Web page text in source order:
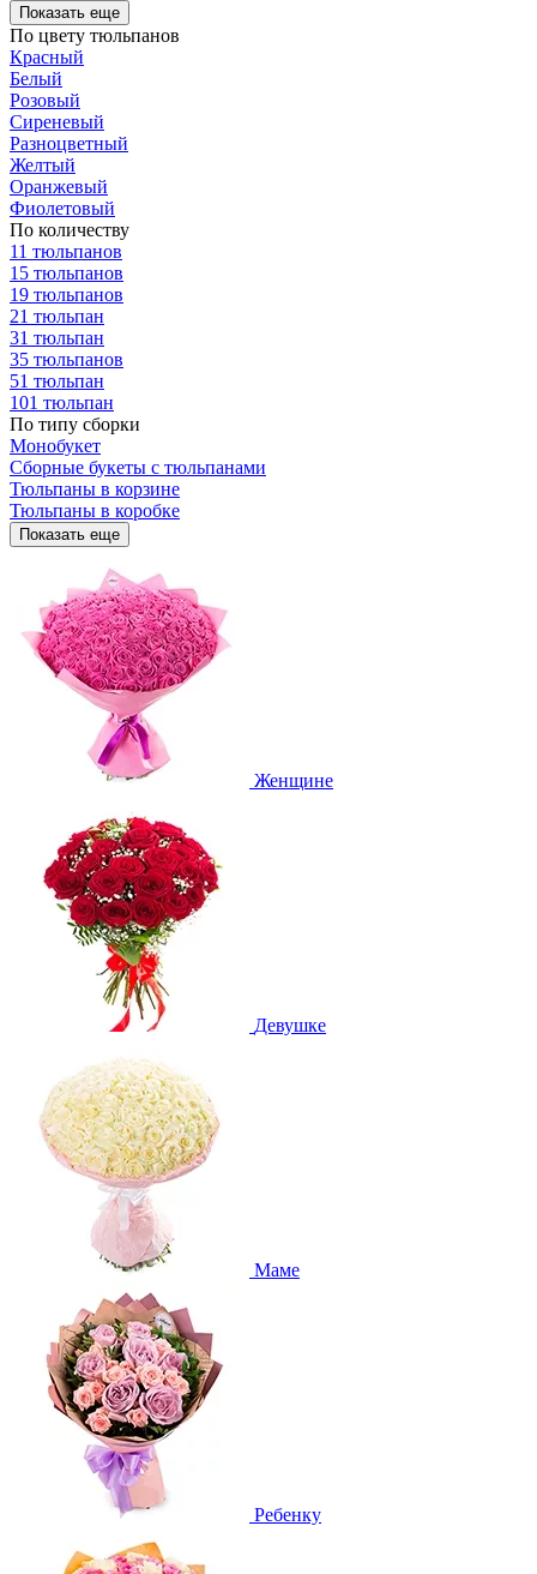
Показать еще
По цвету тюльпанов
Красный
Белый
Розовый
Сиреневый
Разноцветный
Желтый
Оранжевый
Фиолетовый
По количеству
11 тюльпанов
15 тюльпанов
19 тюльпанов
21 тюльпан
31 тюльпан
35 тюльпанов
51 тюльпан
101 тюльпан
По типу сборки
Монобукет
Сборные букеты с тюльпанами
Тюльпаны в корзине
Тюльпаны в коробке
Показать еще
Женщине
Девушке
Маме
Ребенку